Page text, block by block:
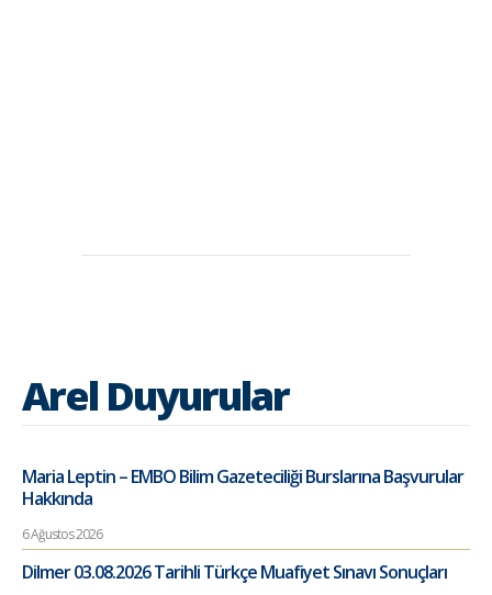
Arel Duyurular
Maria Leptin – EMBO Bilim Gazeteciliği Burslarına Başvurular
Hakkında
6 Ağustos 2026
Dilmer 03.08.2026 Tarihli Türkçe Muafiyet Sınavı Sonuçları